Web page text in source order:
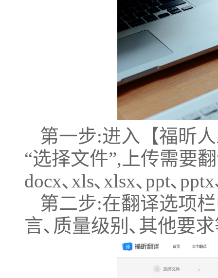
第一步:进入【福昕
“选择文件”,上传需要
docx､xls､xlsx､ppt､
第二步:在翻译选项
言､质量级别､其他要